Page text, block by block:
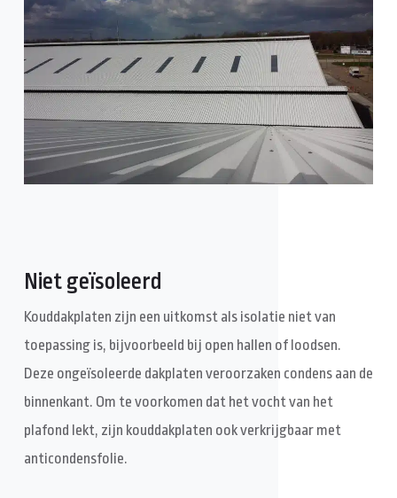
Niet geïsoleerd
Kouddakplaten zijn een uitkomst als isolatie niet van
toepassing is, bijvoorbeeld bij open hallen of loodsen.
Deze ongeïsoleerde dakplaten veroorzaken condens aan de
binnenkant. Om te voorkomen dat het vocht van het
plafond lekt, zijn kouddakplaten ook verkrijgbaar met
anticondensfolie.